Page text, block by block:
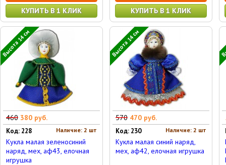
КУПИТЬ В 1 КЛИК
КУПИТЬ В 1 КЛИК
Высота 14 см
460 380 руб.
Наличие: 2 шт
Код: 228
Кукла малая зеленосиний
наряд, мех, аф43, елочная
игрушка
Высота 14 см
570 470 руб.
Наличие: 2 шт
Код: 230
Кукла малая синий наряд,
мех, аф42, елочная игрушка